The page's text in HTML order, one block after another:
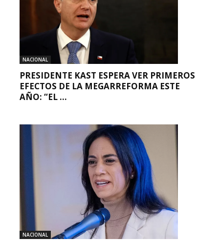
NACIONAL
PRESIDENTE KAST ESPERA VER PRIMEROS
EFECTOS DE LA MEGARREFORMA ESTE
AÑO: “EL ...
NACIONAL